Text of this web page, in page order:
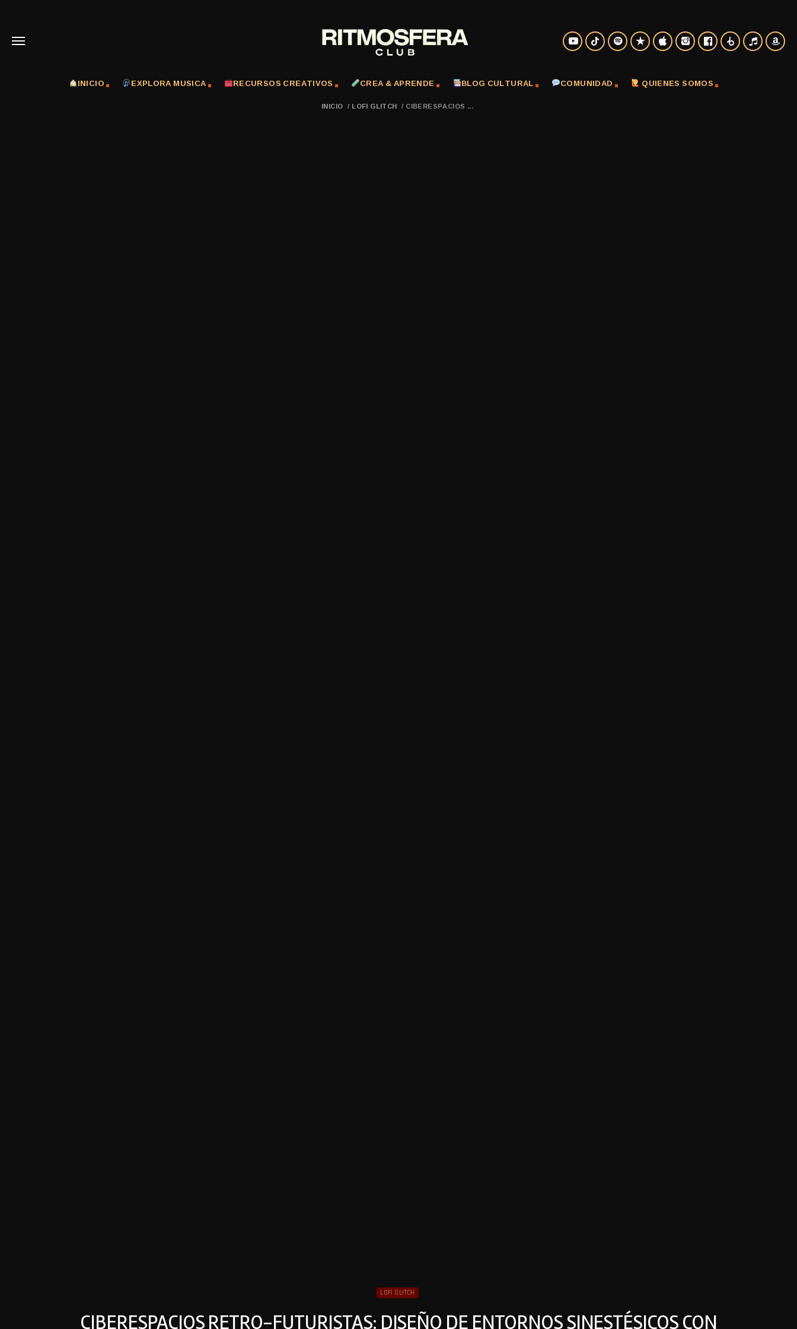
INICIO EXPLORA MUSICA RECURSOS CREATIVOS CREA & APRENDE BLOG CULTURAL COMUNIDAD QUIENES SOMOS
INICIO / LOFI GLITCH / CIBERESPACIOS ...
LOFI GLITCH
CIBERESPACIOS RETRO-FUTURISTAS: DISEÑO DE ENTORNOS SINESTÉSICOS CON